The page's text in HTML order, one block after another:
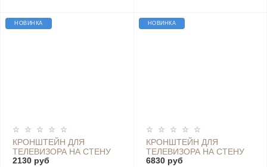
НОВИНКА
КРОНШТЕЙН ДЛЯ
ТЕЛЕВИЗОРА НА СТЕНУ
ПОВОРОТНЫЙ GODOO
2130 руб
НОВИНКА
КРОНШТЕЙН ДЛЯ
ТЕЛЕВИЗОРА НА СТЕНУ
ПОВОРОТНЫЙ GODOO
6830 руб